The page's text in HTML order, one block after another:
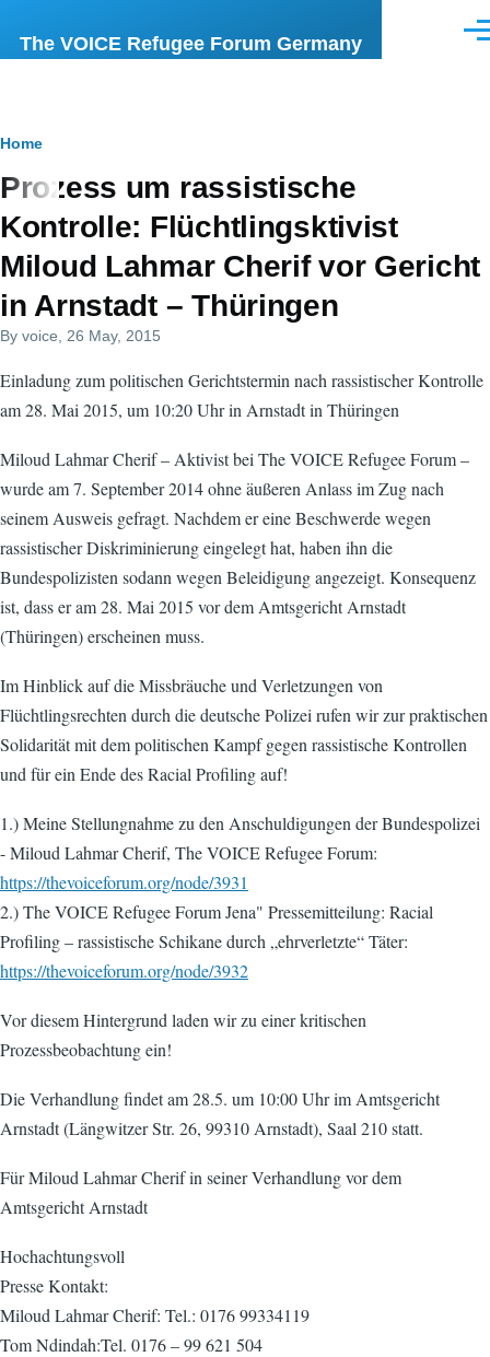
The VOICE Refugee Forum Germany
Breadcrumb
Home
Prozess um rassistische
Kontrolle: Flüchtlingsktivist
Miloud Lahmar Cherif vor Gericht
in Arnstadt – Thüringen
By voice , 26 May, 2015
Einladung zum politischen Gerichtstermin nach rassistischer Kontrolle
am 28. Mai 2015, um 10:20 Uhr in Arnstadt in Thüringen
Miloud Lahmar Cherif – Aktivist bei The VOICE Refugee Forum –
wurde am 7. September 2014 ohne äußeren Anlass im Zug nach
seinem Ausweis gefragt. Nachdem er eine Beschwerde wegen
rassistischer Diskriminierung eingelegt hat, haben ihn die
Bundespolizisten sodann wegen Beleidigung angezeigt. Konsequenz
ist, dass er am 28. Mai 2015 vor dem Amtsgericht Arnstadt
(Thüringen) erscheinen muss.
Im Hinblick auf die Missbräuche und Verletzungen von
Flüchtlingsrechten durch die deutsche Polizei rufen wir zur praktischen
Solidarität mit dem politischen Kampf gegen rassistische Kontrollen
und für ein Ende des Racial Profiling auf!
1.) Meine Stellungnahme zu den Anschuldigungen der Bundespolizei
- Miloud Lahmar Cherif, The VOICE Refugee Forum:
https://thevoiceforum.org/node/3931
2.) The VOICE Refugee Forum Jena" Pressemitteilung: Racial
Profiling – rassistische Schikane durch „ehrverletzte“ Täter:
https://thevoiceforum.org/node/3932
Vor diesem Hintergrund laden wir zu einer kritischen
Prozessbeobachtung ein!
Die Verhandlung findet am 28.5. um 10:00 Uhr im Amtsgericht
Arnstadt (Längwitzer Str. 26, 99310 Arnstadt), Saal 210 statt.
Für Miloud Lahmar Cherif in seiner Verhandlung vor dem
Amtsgericht Arnstadt
Hochachtungsvoll
Presse Kontakt:
Miloud Lahmar Cherif: Tel.: 0176 99334119
Tom Ndindah:Tel. 0176 – 99 621 504